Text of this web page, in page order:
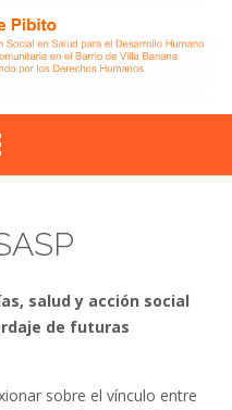
salud y acción social
de futuras
sobre el vínculo entre